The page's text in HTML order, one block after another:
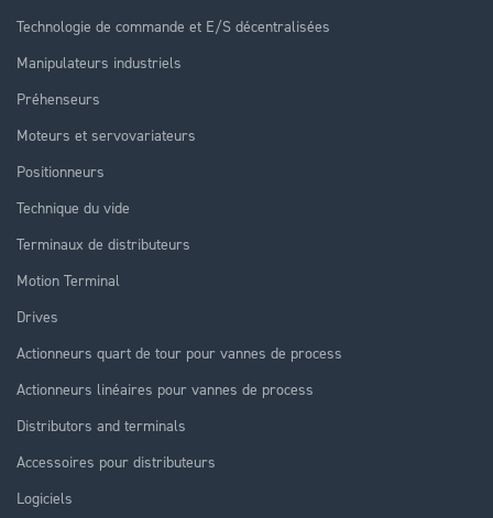
Technologie de commande et E/S décentralisées
Manipulateurs industriels
Préhenseurs
Moteurs et servovariateurs
Positionneurs
Technique du vide
Terminaux de distributeurs
Motion Terminal
Drives
Actionneurs quart de tour pour vannes de process
Actionneurs linéaires pour vannes de process
Distributors and terminals
Accessoires pour distributeurs
Logiciels